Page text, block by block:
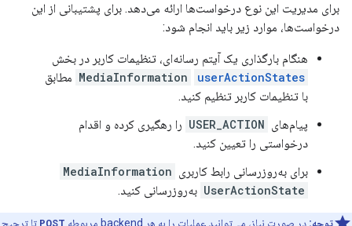
برای مدیریت این نوع درخواست‌ها ارائه می‌دهد. برای پشتیبانی از این
درخواست‌ها، موارد زیر باید انجام شود:
هنگام بارگذاری یک آیتم رسانه‌ای، تنظیمات کاربر در بخش
MediaInformation
userActionStates
مطابق
با تنظیمات کاربر تنظیم کنید.
پیام‌های USER_ACTION را رهگیری کرده و اقدام
درخواستی را تعیین کنید.
برای به‌روزرسانی رابط کاربری MediaInformation
UserActionState به‌روزرسانی کنید.
توجه: در صورت نیاز، می‌توانید عملیات را به هر backend مربوطه POST تا ترجیح